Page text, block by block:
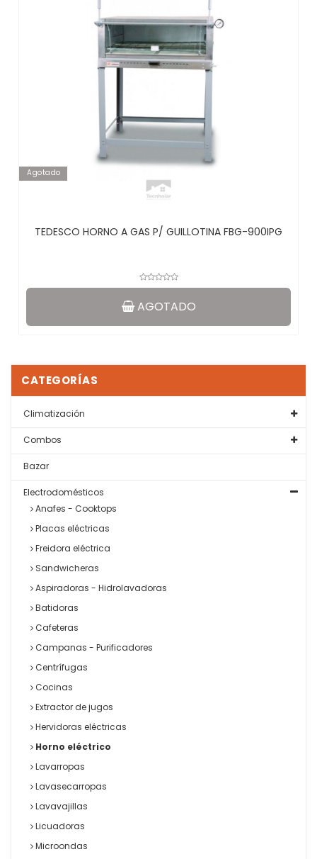
Agotado
TEDESCO HORNO A GAS P/ GUILLOTINA FBG-900IPG
AGOTADO
CATEGORÍAS
Climatización
Combos
Bazar
Electrodomésticos
Anafes - Cooktops
Placas eléctricas
Freidora eléctrica
Sandwicheras
Aspiradoras - Hidrolavadoras
Batidoras
Cafeteras
Campanas - Purificadores
Centrífugas
Cocinas
Extractor de jugos
Hervidoras eléctricas
Horno eléctrico
Lavarropas
Lavasecarropas
Lavavajillas
Licuadoras
Microondas